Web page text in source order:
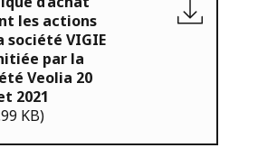
les actions
société VIGIE
par la
Veolia 20
2021
KB)